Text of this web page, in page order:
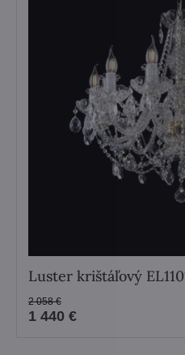
Luster krištáľový
1 440 €
2 058 €